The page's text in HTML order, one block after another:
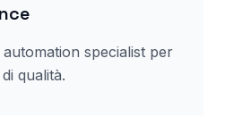
specialist per
qualità.